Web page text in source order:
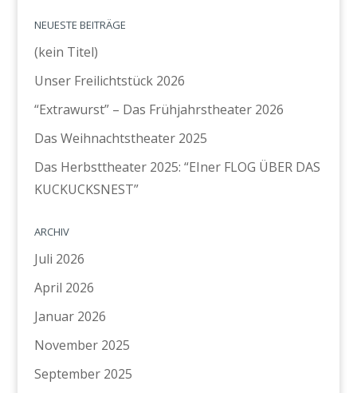
NEUESTE BEITRÄGE
(kein Titel)
Unser Freilichtstück 2026
“Extrawurst” – Das Frühjahrstheater 2026
Das Weihnachtstheater 2025
Das Herbsttheater 2025: “EIner FLOG ÜBER DAS
KUCKUCKSNEST”
ARCHIV
Juli 2026
April 2026
Januar 2026
November 2025
September 2025